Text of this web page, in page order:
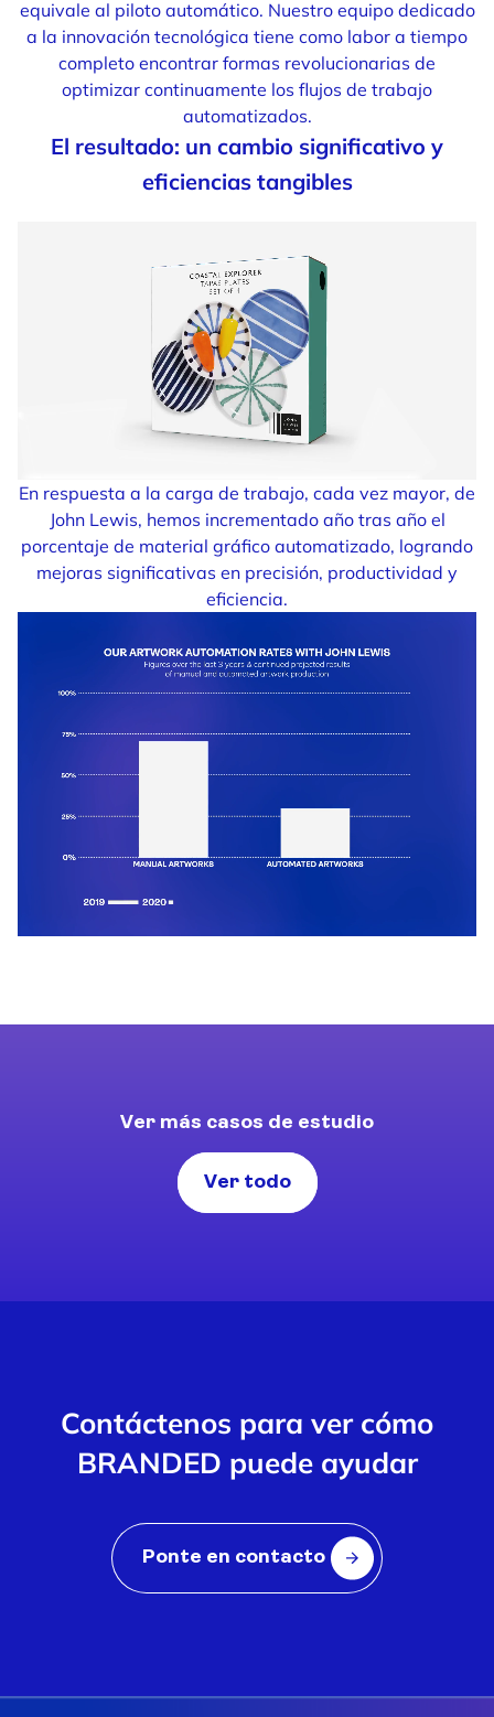
equivale al piloto automático. Nuestro equipo dedicado
a la innovación tecnológica tiene como labor a tiempo
completo encontrar formas revolucionarias de
optimizar continuamente los flujos de trabajo
automatizados.
El resultado: un cambio significativo y
eficiencias tangibles
En respuesta a la carga de trabajo, cada vez mayor, de
John Lewis, hemos incrementado año tras año el
porcentaje de material gráfico automatizado, logrando
mejoras significativas en precisión, productividad y
eficiencia.
Ver más casos de estudio
Ver todo
Contáctenos para ver cómo
BRANDED puede ayudar
Ponte en contacto